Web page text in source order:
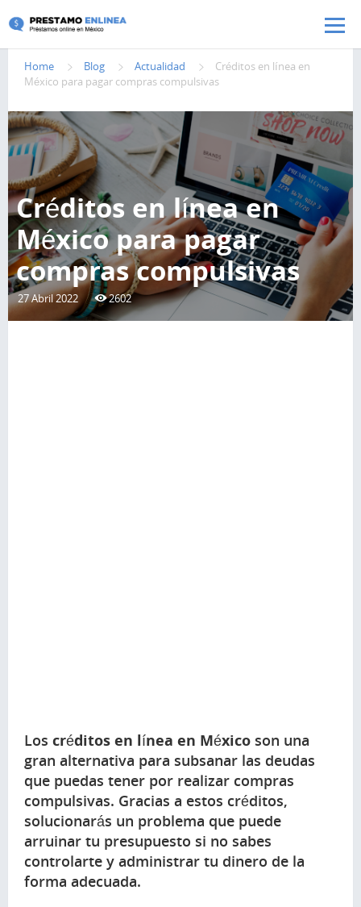
Pasar al contenido principal
Home Blog Actualidad
Créditos en línea en
México para pagar compras compulsivas
Créditos en línea en
México para pagar
compras compulsivas
27 Abril 2022 2602
Los créditos en línea en México son una
gran alternativa para subsanar las deudas
que puedas tener por realizar compras
compulsivas. Gracias a estos créditos,
solucionarás un problema que puede
arruinar tu presupuesto si no sabes
controlarte y administrar tu dinero de la
forma adecuada.